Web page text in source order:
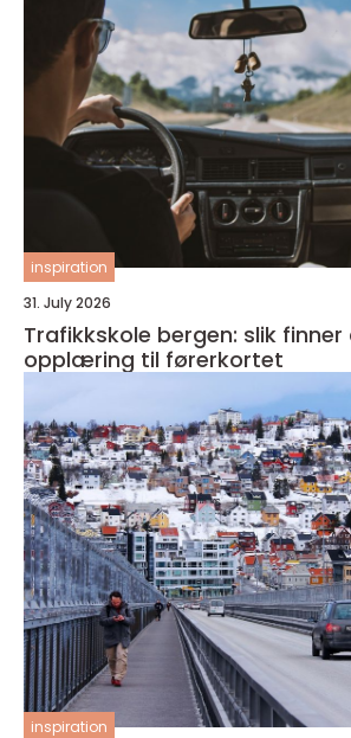
inspiration
31. July 2026
Trafikkskole bergen: slik
opplæring til førerkortet
inspiration